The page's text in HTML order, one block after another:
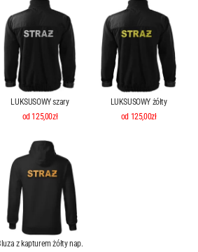
LUKSUSOWY szary
od 125,00zł
LUKSUSOWY żółty
od 125,00zł
z kapturem żółty nap.